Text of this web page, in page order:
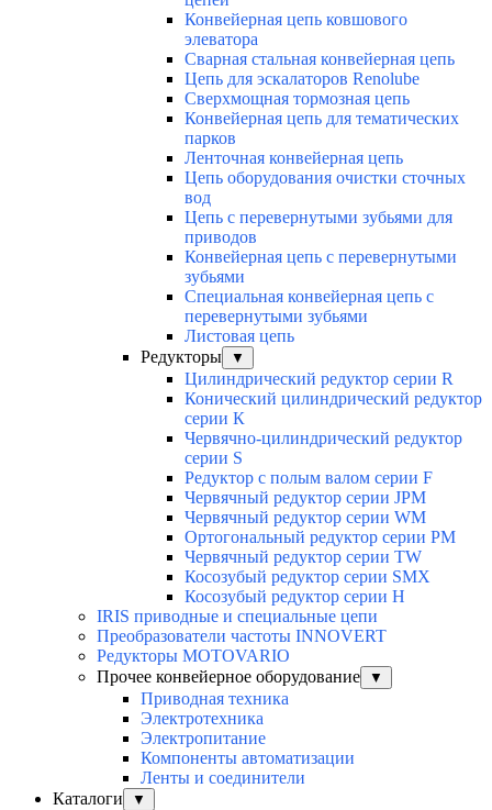
Конвейерная цепь ковшового
элеватора
Сварная стальная конвейерная цепь
Цепь для эскалаторов Renolube
Сверхмощная тормозная цепь
Конвейерная цепь для тематических
парков
Ленточная конвейерная цепь
Цепь оборудования очистки сточных
вод
Цепь с перевернутыми зубьями для
приводов
Конвейерная цепь с перевернутыми
зубьями
Специальная конвейерная цепь с
перевернутыми зубьями
Листовая цепь
Редукторы
▼
Цилиндрический редуктор серии R
Конический цилиндрический редуктор
серии К
Червячно-цилиндрический редуктор
серии S
Редуктор с полым валом серии F
Червячный редуктор серии JPM
Червячный редуктор серии WM
Ортогональный редуктор серии PM
Червячный редуктор серии TW
Косозубый редуктор серии SMX
Косозубый редуктор серии Н
IRIS приводные и специальные цепи
Преобразователи частоты INNOVERT
Редукторы MOTOVARIO
Прочее конвейерное оборудование
▼
Приводная техника
Электротехника
Электропитание
Компоненты автоматизации
Ленты и соединители
Каталоги
▼